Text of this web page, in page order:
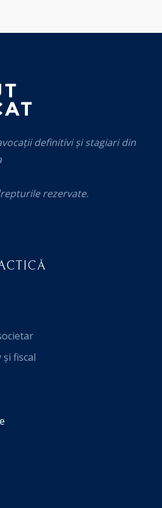
definitivi și stagiari din
rezervate.
fiscal